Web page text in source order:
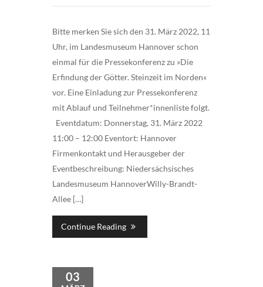
Bitte merken Sie sich den 31. März 2022, 11
Uhr, im Landesmuseum Hannover schon
einmal für die Pressekonferenz zu »Die
Erfindung der Götter. Steinzeit im Norden«
vor. Eine Einladung zur Pressekonferenz
mit Ablauf und Teilnehmer*innenliste folgt.
Eventdatum: Donnerstag, 31. März 2022
11:00 – 12:00 Eventort: Hannover
Firmenkontakt und Herausgeber der
Eventbeschreibung: Niedersächsisches
Landesmuseum HannoverWilly-Brandt-
Allee […]
Continue Reading
03